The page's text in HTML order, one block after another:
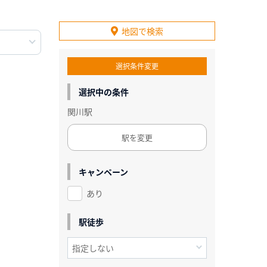
地図で検索
選択条件変更
選択中の条件
関川駅
駅を変更
キャンペーン
あり
駅徒歩